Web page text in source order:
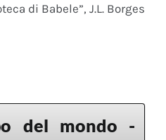
di Babele”, J.L. Borges
del mondo -